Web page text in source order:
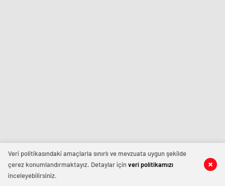
Veri politikasındaki amaçlarla sınırlı ve mevzuata uygun şekilde
çerez konumlandırmaktayız. Detaylar içinveri politikamızı
inceleyebilirsiniz.